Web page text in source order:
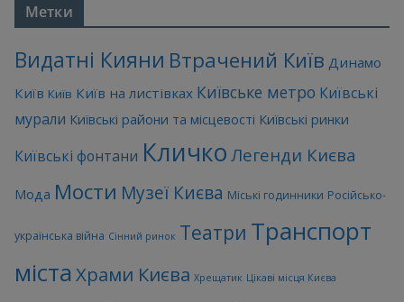
Метки
Видатні Кияни Втрачений Київ Динамо
Київ Київ Київ на листівках Київське метро Київські
мурали Київські райони та місцевості Київські ринки
Київські фонтани Кличко Легенди Києва
Мода Мости Музеї Києва Міські годинники Російсько-
українська війна Сінний ринок Театри Транспорт
міста Храми Києва Хрещатик Цікаві місця Києва